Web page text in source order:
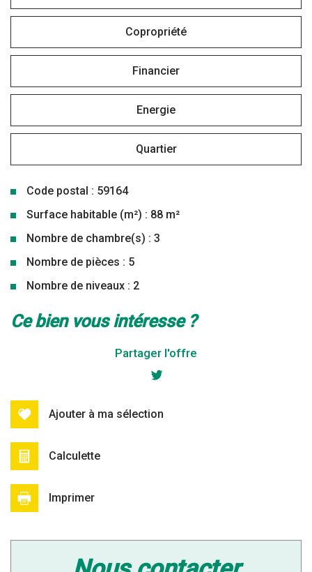
Copropriété
Financier
Energie
Quartier
Code postal : 59164
Surface habitable (m²) : 88 m²
Nombre de chambre(s) : 3
Nombre de pièces : 5
Nombre de niveaux : 2
la ville de marpent (59164)
École maternelle
ce bien vous intéresse ?
Partager l'offre
Ajouter à ma sélection
Calculette
Imprimer